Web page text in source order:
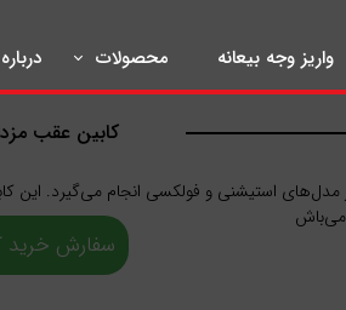
واریز وجه بیعانه محصولات
کابین عقب
استیشنی و فولکسی انجام می‌گیرد. این
می‌باش
سفارش خرید